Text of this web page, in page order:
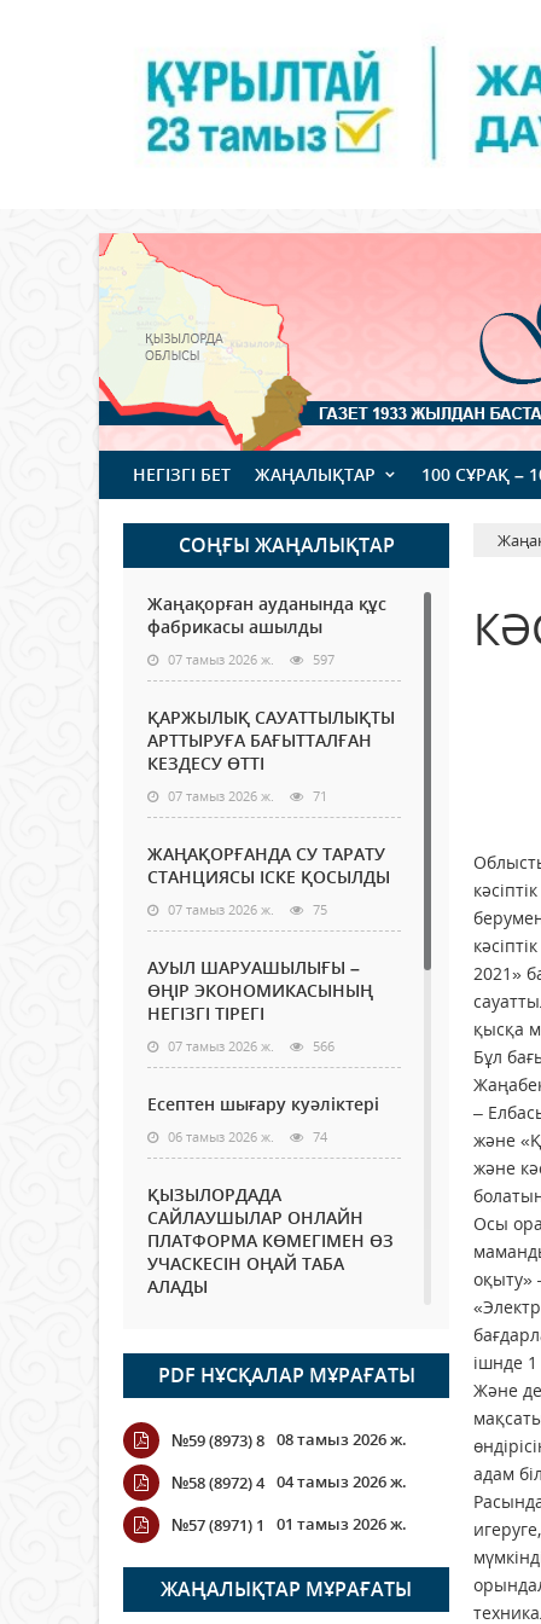
НЕГІЗГІ БЕТ ЖАҢАЛЫҚТАР 100 СҰРАҚ –
СОҢҒЫ ЖАҢАЛЫҚТАР
Жаңақорған ауданында құс
фабрикасы ашылды
07 тамыз 2026 ж. 597
ҚАРЖЫЛЫҚ САУАТТЫЛЫҚТЫ
АРТТЫРУҒА БАҒЫТТАЛҒАН
КЕЗДЕСУ ӨТТІ
07 тамыз 2026 ж. 71
ЖАҢАҚОРҒАНДА СУ ТАРАТУ
СТАНЦИЯСЫ ІСКЕ ҚОСЫЛДЫ
07 тамыз 2026 ж. 75
АУЫЛ ШАРУАШЫЛЫҒЫ –
ӨҢІР ЭКОНОМИКАСЫНЫҢ
НЕГІЗГІ ТІРЕГІ
07 тамыз 2026 ж. 566
Есептен шығару куәліктері
06 тамыз 2026 ж. 74
ҚЫЗЫЛОРДАДА
САЙЛАУШЫЛАР ОНЛАЙН
ПЛАТФОРМА КӨМЕГІМЕН ӨЗ
УЧАСКЕСІН ОҢАЙ ТАБА
АЛАДЫ
Open Air: Қызылорда
облысы полиция
департаменті 20 мыңнан
астам көрерменнің
қауіпсіздігін қамтамасыз етті
ҚАЛАЙ ӨТЕДІ?
06 тамыз 2026 ж. 265
PDF НҰСҚАЛАР МҰРАҒАТЫ
№59 (8973) 8 08 тамыз 2026 ж.
№58 (8972) 4 04 тамыз 2026 ж.
№57 (8971) 1
01 тамыз 2026 ж.
ЖАҢАЛЫҚТАР МҰРАҒАТЫ
2021»
қысқа
Бұл
–
және
және
Осы
оқыту»
ішнде
Және де
адам